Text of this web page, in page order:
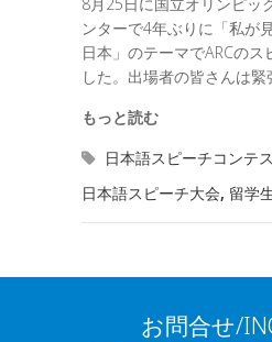
ンターで4年ぶりに「私が
日本」のテーマでARCのス
した。出場者の皆さんは
もっと読む
日本語スピーチコンテ
日本語スピーチ大会, 留学
お問合せ/